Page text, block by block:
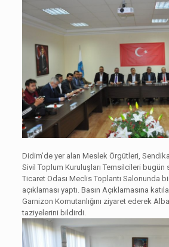
Didim’de yer alan Meslek Örgütleri,
Sivil Toplum Kuruluşları Temsilcileri bugün
Ticaret Odası Meclis Toplantı Salonunda
açıklaması yaptı. Basın Açıklamasına
Garnizon Komutanlığını ziyaret ederek
taziyelerini bildirdi.